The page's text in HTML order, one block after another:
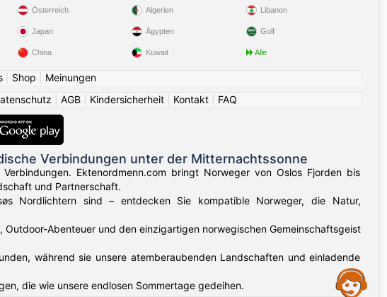
Österreich
Japan
China
Algerien
Ägypten
Kuwait
Libanon
Golf
Alle
| Shop
Meinungen
AGB Kindersicherheit Kontakt FAQ
Verbindungen unter der Mitternachtssonne
Ektenordmenn.com bringt Norweger von Oslos Fjorden bis
und Partnerschaft.
Nordlichtern sind – entdecken Sie kompatible Norweger, die Natur,
Abenteuer und den einzigartigen norwegischen Gemeinschaftsgeist
während sie unsere atemberaubenden Landschaften und einladende
die wie unsere endlosen Sommertage gedeihen.